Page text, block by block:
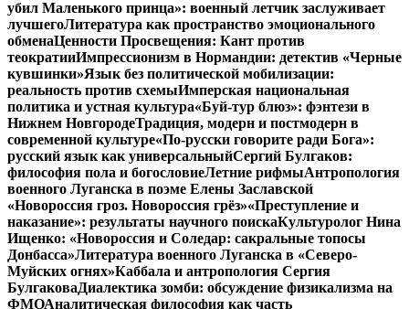
убил Маленького принца»: военный летчик заслуживает
лучшегоЛитература как пространство эмоционального
обменаЦенности Просвещения: Кант против
теократииИмпрессионизм в Нормандии: детектив «Черные
кувшинки»Язык без политической мобилизации:
реальность против схемыИмперская национальная
политика и устная культура«Буй-тур блюз»: фэнтези в
Нижнем НовгородеТрадиция, модерн и постмодерн в
современной культуре«По-русски говорите ради Бога»:
русский язык как универсальныйСергий Булгаков:
философия пола и богословиеЛетние рифмыАнтропология
военного Луганска в поэме Елены Заславской
«Новороссия гроз. Новороссия грёз»«Преступление и
наказание»: результаты научного поискаКультуролог Нина
Ищенко: «Новороссия и Соледар: сакральные топосы
Донбасса»Литература военного Луганска в «Северо-
Муйских огнях»Каббала и антропология Сергия
БулгаковаДиалектика зомби: обсуждение физикализма на
ФМОАналитическая философия как часть